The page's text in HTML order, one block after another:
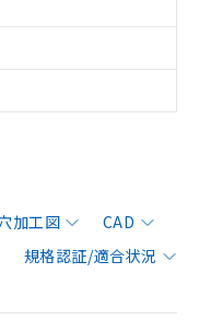
加工図
CAD
規格認証/適合状況